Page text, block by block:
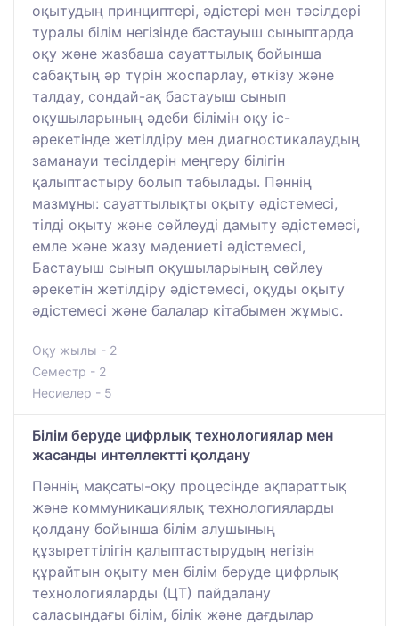
оқытудың принциптері, әдістері мен тәсілдері
туралы білім негізінде бастауыш сыныптарда
оқу және жазбаша сауаттылық бойынша
сабақтың әр түрін жоспарлау, өткізу және
талдау, сондай-ақ бастауыш сынып
оқушыларының әдеби білімін оқу іс-
әрекетінде жетілдіру мен диагностикалаудың
заманауи тәсілдерін меңгеру білігін
қалыптастыру болып табылады. Пәннің
мазмұны: сауаттылықты оқыту әдістемесі,
тілді оқыту және сөйлеуді дамыту әдістемесі,
емле және жазу мәдениеті әдістемесі,
Бастауыш сынып оқушыларының сөйлеу
әрекетін жетілдіру әдістемесі, оқуды оқыту
әдістемесі және балалар кітабымен жұмыс.
Оқу жылы - 2
Семестр - 2
Несиелер - 5
Білім беруде цифрлық технологиялар мен
жасанды интеллектті қолдану
Пәннің мақсаты-оқу процесінде ақпараттық
және коммуникациялық технологияларды
қолдану бойынша білім алушының
құзыреттілігін қалыптастырудың негізін
құрайтын оқыту мен білім беруде цифрлық
технологияларды (ЦТ) пайдалану
саласындағы білім, білік және дағдылар